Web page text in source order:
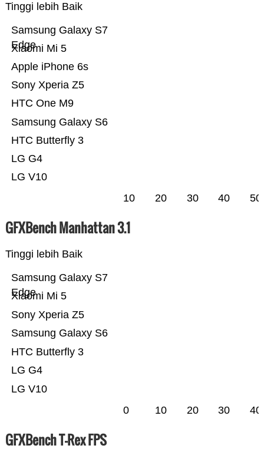
Tinggi lebih Baik
LG V10
LG G4
HTC Butterfly 3
Samsung Galaxy S6
HTC One M9
Sony Xperia Z5
Apple iPhone 6s
Xiaomi Mi 5
Samsung Galaxy S7
Edge
10 20 30 40 50
GFXBench Manhattan 3.1
Tinggi lebih Baik
LG V10
LG G4
HTC Butterfly 3
Samsung Galaxy S6
Sony Xperia Z5
Xiaomi Mi 5
Samsung Galaxy S7
Edge
0 10 20 30 40
GFXBench T-Rex FPS